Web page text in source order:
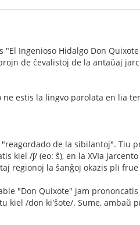
"El Ingenioso Hidalgo Don
de ĉevalistoj de la antaŭaj
estis la lingvo parolata en lia
de la sibilantoj". Tiu
kiel /ʃ/ (eo: ŝ), en la XVIa
regionoj la ŝanĝoj okazis pli
"Don Quixote" jam
kiel /don ki'ŝote/. Sume, ambaŭ